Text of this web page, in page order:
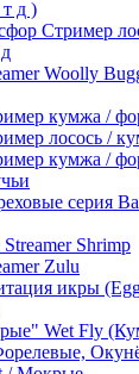
д )
Стример
Woolly
кумжа /
лосось /
кумжа /
серия
Shrimp
Zulu
икры
Wet Fly